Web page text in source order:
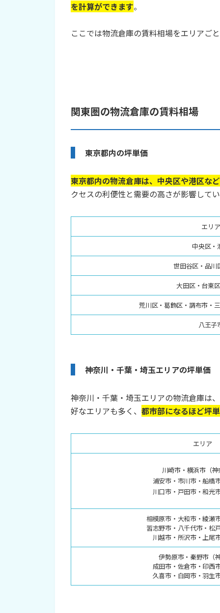
を計算ができます。
ここでは物流倉庫の賃料相場をエリアごと
関東圏の物流倉庫の賃料相場
東京都内の坪単価
東京都内の物流倉庫は、中央区や港区な
クセスの利便性と需要の高さが影響してい
エリア
中央区・
世田谷区・品川
大田区・台東
荒川区・葛飾区・調布市・
八王子
神奈川・千葉・埼玉エリアの坪単価
神奈川・千葉・埼玉エリアの物流倉庫は
好なエリアも多く、 都市部になるほど坪
エリア
川崎市・横浜市（神
浦安市・市川市・船橋
川口市・戸田市・和光
相模原市・大和市・綾瀬
習志野市・八千代市・松
川越市・所沢市・上尾
伊勢原市・秦野市（
成田市・佐倉市・印西
久喜市・白岡市・羽生